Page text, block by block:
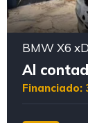
Al
Financiado: